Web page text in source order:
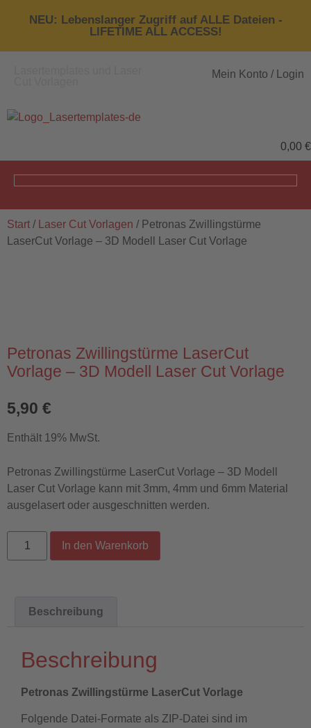
NEU: Lebenslanger Zugriff auf ALLE Dateien -
LIFETIME ALL ACCESS!
Mein Konto / Login
0,00 €
Start / Laser Cut Vorlagen / Petronas Zwillingstürme
LaserCut Vorlage – 3D Modell Laser Cut Vorlage
Petronas Zwillingstürme LaserCut
Vorlage – 3D Modell Laser Cut Vorlage
5,90 €
Enthält 19% MwSt.
Petronas Zwillingstürme LaserCut Vorlage – 3D Modell
Laser Cut Vorlage kann mit 3mm, 4mm und 6mm Material
ausgelasert oder ausgeschnitten werden.
In den Warenkorb
Beschreibung
Beschreibung
Petronas Zwillingstürme LaserCut Vorlage
Folgende Datei-Formate als ZIP-Datei sind im